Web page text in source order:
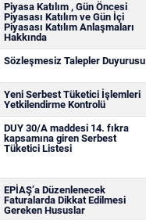
Piyasa Katılım , Gün Öncesi
Piyasası Katılım ve Gün İçi
Piyasası Katılım Anlaşmaları
Hakkında
Sözleşmesiz Talepler Duyurusu
Yeni Serbest Tüketici İşlemleri
Yetkilendirme Kontrolü
DUY 30/A maddesi 14. fıkra
kapsamına giren Serbest
Tüketici Listesi
EPİAŞ’a Düzenlenecek
Faturalarda Dikkat Edilmesi
Gereken Hususlar